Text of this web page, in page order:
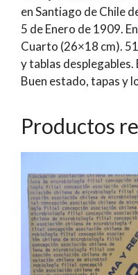
y
en Santiago de Chile
5 de Enero de 1909.
Cuarto (26×18 cm).
y tablas
Buen estado, tapas y
Productos